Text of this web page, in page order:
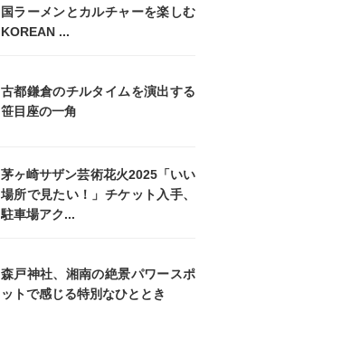
国ラーメンとカルチャーを楽しむ
KOREAN ...
古都鎌倉のチルタイムを演出する
笹目座の一角
茅ヶ崎サザン芸術花火2025「いい
場所で見たい！」チケット入手、
駐車場アク...
森戸神社、湘南の絶景パワースポ
ットで感じる特別なひととき